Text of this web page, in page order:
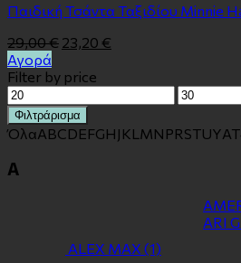
Παιδική Τσάντα Ταξιδίου Minnie
29,00€ 23,20 €
Αγορά
Filter by price
Ελάχιστη
τιμή
Μέγιστη
τιμή
Φιλτράρισμα
ΌλαABCDEFGH J KL MN PRSTUYΑΤ
A
ALEX MAX (1)
ARI